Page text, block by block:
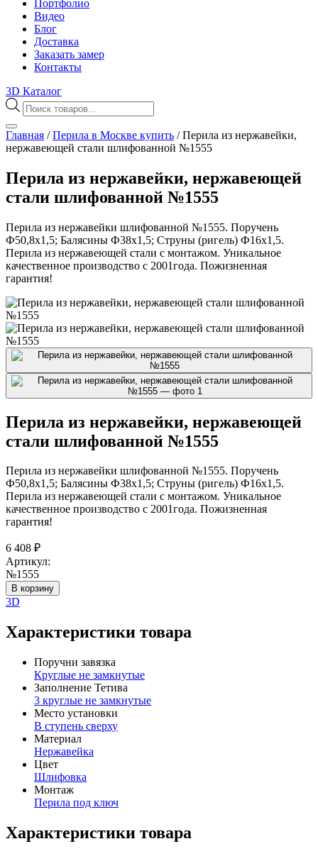
Портфолио
Видео
Блог
Доставка
Заказать замер
Контакты
3D Каталог
Поиск
товаров
Главная /Перила в Москве купить /Перила из нержавейки,
нержавеющей стали шлифованной №1555
Перила из нержавейки, нержавеющей
стали шлифованной №1555
Перила из нержавейки шлифованной №1555. Поручень
Ф50,8х1,5; Балясины Ф38х1,5; Струны (ригель) Ф16х1,5.
Перила из нержавеющей стали с монтажом. Уникальное
качественное производство с 2001года. Пожизненная
гарантия!
Перила из нержавейки, нержавеющей
стали шлифованной №1555
Перила из нержавейки шлифованной №1555. Поручень
Ф50,8х1,5; Балясины Ф38х1,5; Струны (ригель) Ф16х1,5.
Перила из нержавеющей стали с монтажом. Уникальное
качественное производство с 2001года. Пожизненная
гарантия!
6 408 ₽
Артикул:
№1555
В корзину
3D
Характеристики товара
Поручни завязка
Круглые не замкнутые
Заполнение Тетива
3 круглые не замкнутые
Место установки
В ступень сверху
Материал
Нержавейка
Цвет
Шлифовка
Монтаж
Перила под ключ
Характеристики товара